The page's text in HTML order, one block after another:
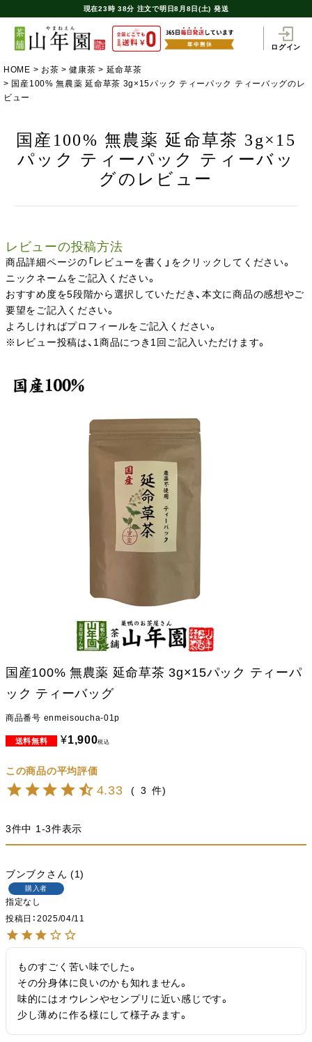
現在23時 38分 注文で明日8月8日(土) 発送
ログイン
HOME お茶 健康茶
延命草茶
国産100% 無農薬 延命草茶 3g×15パック ティーパック ティーバッグのレ
ビュー
国産100% 無農薬 延命草茶 3g×15
パック ティーパック ティーバッ
グのレビュー
レビューの投稿方法
商品詳細ページの「レビューを書く」をクリックしてください。
ニックネームをご記入ください。
おすすめ度を5段階から選択していただき、本文に商品の感想やご
要望をご記入ください。
よろしければプロフィールをご記入ください。
※レビュー投稿は、1商品につき1回ご記入いただけます。
国産100% 無農薬 延命草茶 3g×15パック ティーパ
ック ティーバッグ
商品番号 enmeisoucha-01p
¥1,900税込
4.33 3
3件中 1-3件表示
ブンブク 1
購入者
指定なし
投稿日
2025/04/11
ものすごく苦い味でした。
その分身体に良いのかも知れません。
味的にはオウレンやセンプリに近い感じです。
少し薄めに作る様にして様子みます。